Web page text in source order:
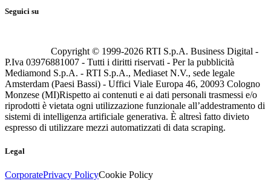
Seguici su
Copyright © 1999-2026 RTI S.p.A. Business Digital -
P.Iva 03976881007 - Tutti i diritti riservati - Per la pubblicità
Mediamond S.p.A. - RTI S.p.A., Mediaset N.V., sede legale
Amsterdam (Paesi Bassi) - Uffici Viale Europa 46, 20093 Cologno
Monzese (MI)Rispetto ai contenuti e ai dati personali trasmessi e/o
riprodotti è vietata ogni utilizzazione funzionale all’addestramento di
sistemi di intelligenza artificiale generativa. È altresì fatto divieto
espresso di utilizzare mezzi automatizzati di data scraping.
Legal
CorporatePrivacy PolicyCookie Policy